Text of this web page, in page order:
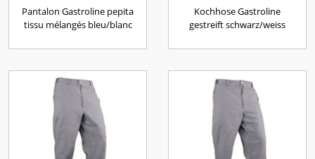
Pantalon Gastroline pepita
tissu mélangés bleu/blanc
Kochhose Gastroline
gestreift schwarz/weiss